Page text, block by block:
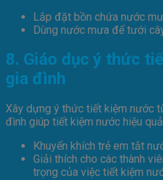
Lắp đặt bồn chứa nước
Dùng nước mưa để tưới
8. Giáo dục ý thức
gia đình
Xây dựng ý thức tiết kiệm nước
đình giúp tiết kiệm nước hiệu
Khuyến khích trẻ em tắt
Giải thích cho các thành
trọng của việc tiết kiệm